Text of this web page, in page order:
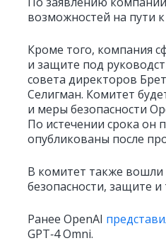
возможностей на пути к
Кроме того, компания
и защите под
совета директоров
Селигман. Комитет
и меры безопасности
По истечении срока он
опубликованы после
В комитет также вошли
безопасности, защите
Ранее OpenAI
GPT‑4 Omni.